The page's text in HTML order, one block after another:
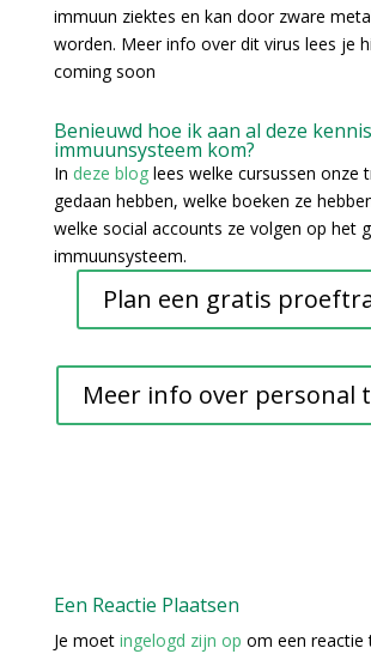
immuun ziektes en kan door zware
worden. Meer info over dit virus lees je
coming soon
Benieuwd hoe ik aan al deze
immuunsysteem kom?
In deze bloglees welke cursussen onze
gedaan hebben, welke boeken ze
welke social accounts ze volgen op het
immuunsysteem.
Plan een gratis
Meer info over personal
Een Reactie Plaatsen
Je moet ingelogd zijn op om een reactie